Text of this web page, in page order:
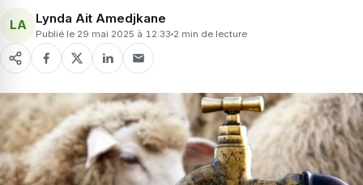
LA Lynda Ait Amedjkane
Publié le 29 mai 2025 à 12:33 2 min de lecture